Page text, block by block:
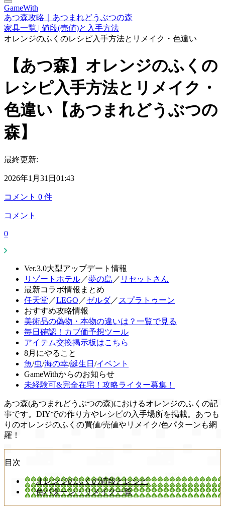
GameWith
あつ森攻略｜あつまれどうぶつの森
家具一覧 | 値段(売値)と入手方法
オレンジのふくのレシピ入手方法とリメイク・色違い
【あつ森】オレンジのふくの
レシピ入手方法とリメイク・
色違い【あつまれどうぶつの
森】
最終更新:
2026年1月31日01:43
コメント 0 件
コメント
0
Ver.3.0大型アップデート情報
リゾートホテル／夢の島 ／ リセットさん
最新コラボ情報まとめ
任天堂 ／LEGO ／ゼルダ／ スプラトゥーン
おすすめ攻略情報
美術品の偽物・本物の違いは？一覧で見る
毎日確認！カブ価予想ツール
アイテム交換掲示板はこちら
8月にやること
魚/虫/海の幸/誕生日 /イベント
GameWithからのお知らせ
未経験可&完全在宅！攻略ライター募集！
あつ森(あつまれどうぶつの森)におけるオレンジのふくの記
事です。DIYでの作り方やレシピの入手場所を掲載。あつも
りのオレンジのふくの買値/売値やリメイク/色パターンも網
羅！
目次
オレンジのふくの値段とレシピ
色パターン・リメイク一覧